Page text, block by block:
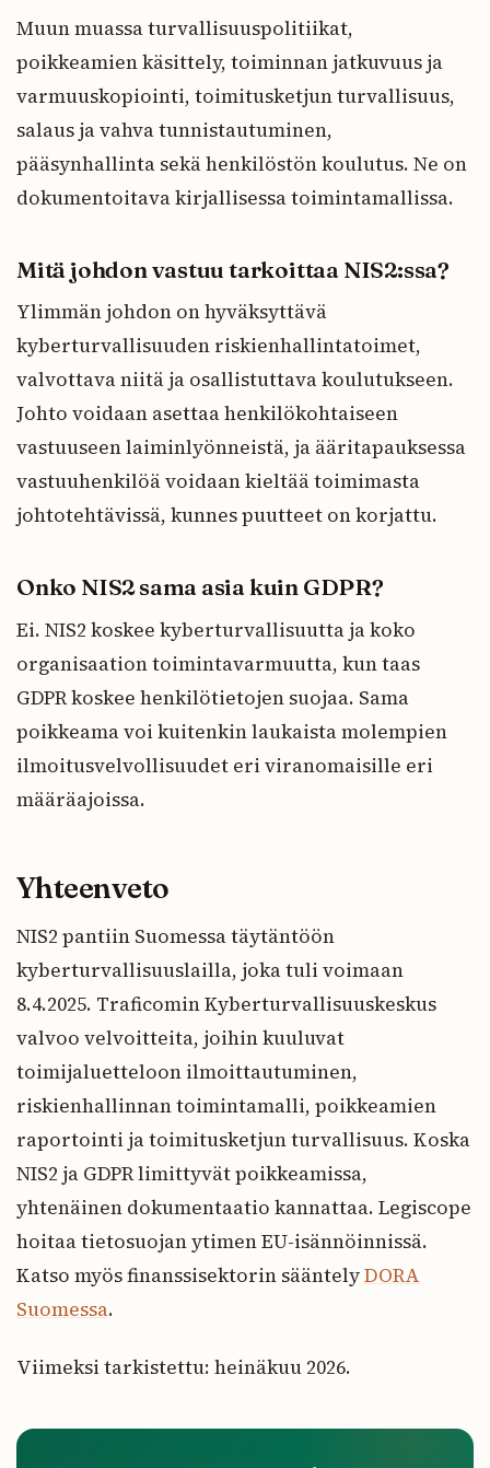
Muun muassa turvallisuuspolitiikat,
poikkeamien käsittely, toiminnan jatkuvuus ja
varmuuskopiointi, toimitusketjun turvallisuus,
salaus ja vahva tunnistautuminen,
pääsynhallinta sekä henkilöstön koulutus. Ne on
dokumentoitava kirjallisessa toimintamallissa.
Mitä johdon vastuu tarkoittaa NIS2:ssa?
Ylimmän johdon on hyväksyttävä
kyberturvallisuuden riskienhallintatoimet,
valvottava niitä ja osallistuttava koulutukseen.
Johto voidaan asettaa henkilökohtaiseen
vastuuseen laiminlyönneistä, ja ääritapauksessa
vastuuhenkilöä voidaan kieltää toimimasta
johtotehtävissä, kunnes puutteet on korjattu.
Onko NIS2 sama asia kuin GDPR?
Ei. NIS2 koskee kyberturvallisuutta ja koko
organisaation toimintavarmuutta, kun taas
GDPR koskee henkilötietojen suojaa. Sama
poikkeama voi kuitenkin laukaista molempien
ilmoitusvelvollisuudet eri viranomaisille eri
määräajoissa.
Yhteenveto
NIS2 pantiin Suomessa täytäntöön
kyberturvallisuuslailla, joka tuli voimaan
8.4.2025. Traficomin Kyberturvallisuuskeskus
valvoo velvoitteita, joihin kuuluvat
toimijaluetteloon ilmoittautuminen,
riskienhallinnan toimintamalli, poikkeamien
raportointi ja toimitusketjun turvallisuus. Koska
NIS2 ja GDPR limittyvät poikkeamissa,
yhtenäinen dokumentaatio kannattaa. Legiscope
hoitaa tietosuojan ytimen EU-isännöinnissä.
Katso myös finanssisektorin sääntelyDORA
Suomessa.
Viimeksi tarkistettu: heinäkuu 2026.